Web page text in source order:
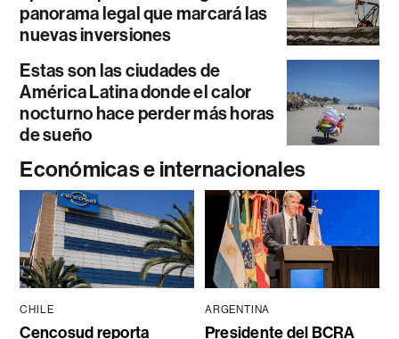
panorama legal que marcará las
nuevas inversiones
Estas son las ciudades de
América Latina donde el calor
nocturno hace perder más horas
de sueño
Económicas e internacionales
CHILE
Cencosud reporta
ARGENTINA
Presidente del BCRA